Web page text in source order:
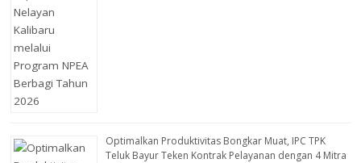
Optimalkan Produktivitas Bongkar Muat, IPC TPK
Teluk Bayur Teken Kontrak Pelayanan dengan 4 Mitra